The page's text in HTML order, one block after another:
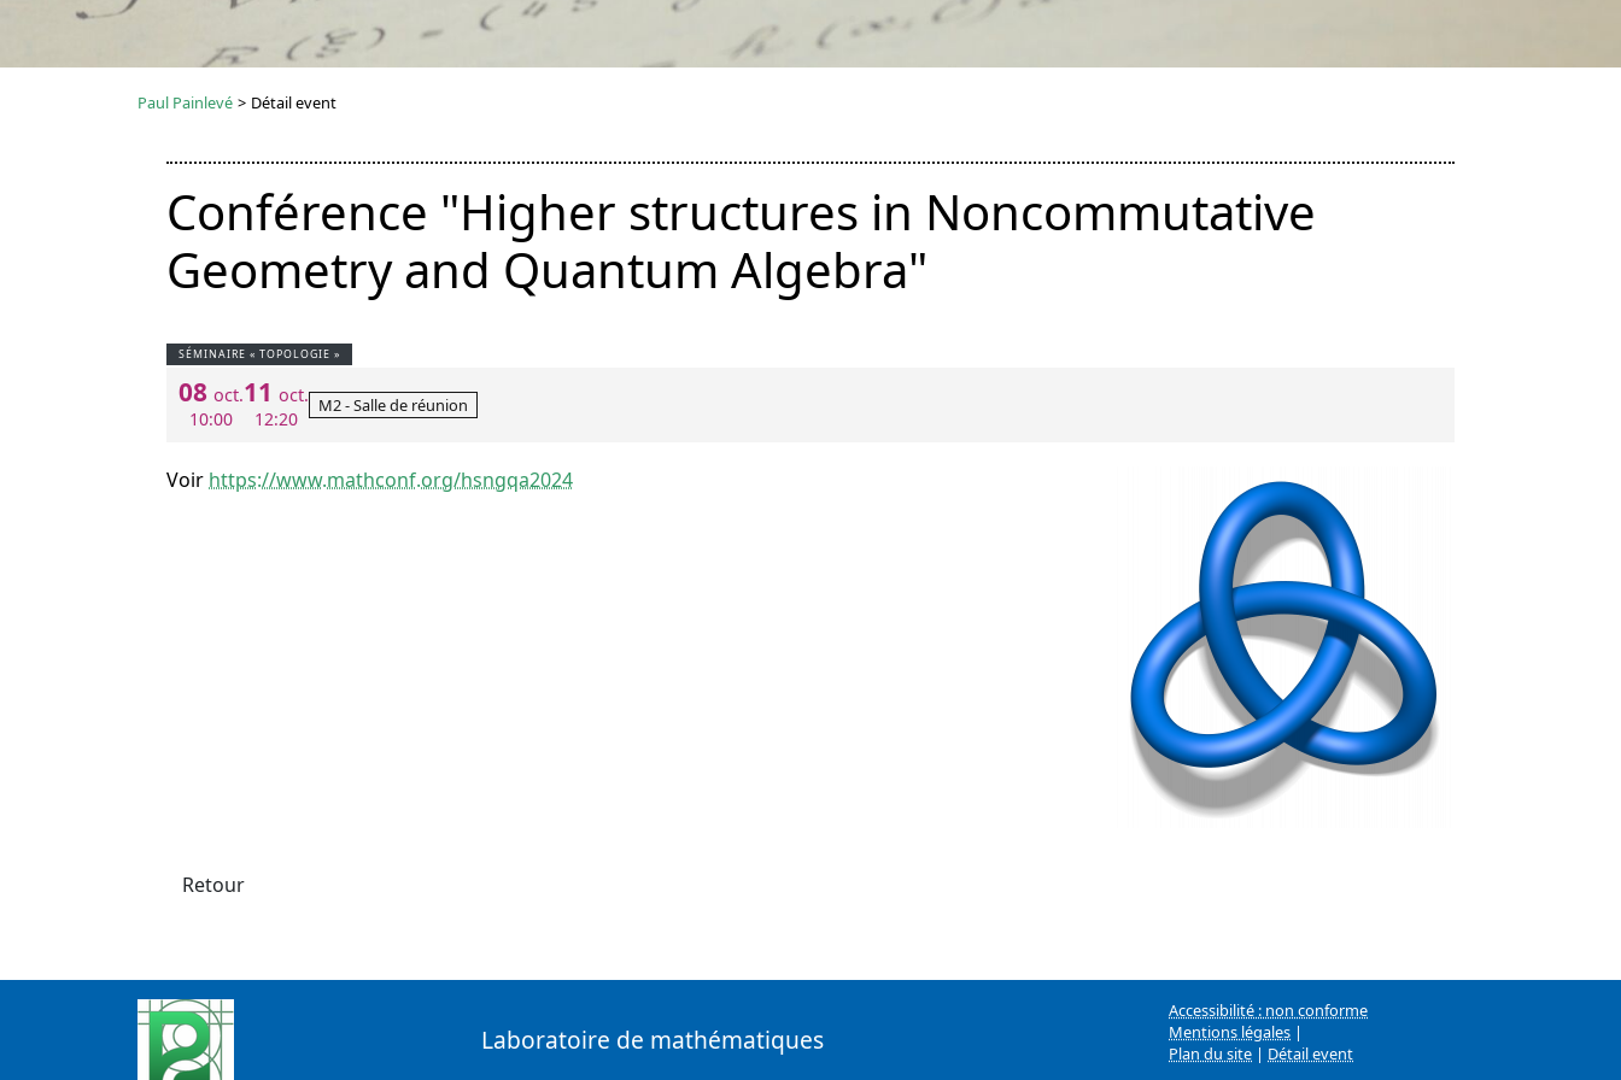
Paul Painlevé > Détail event
Conférence "Higher structures in Noncommutative
Geometry and Quantum Algebra"
SÉMINAIRE « TOPOLOGIE »
08 oct.
10:00
11 oct.
12:20
M2 - Salle de réunion
Voir https://www.mathconf.org/hsngqa2024
Retour
Laboratoire de mathématiques
Accessibilité : non conforme
Mentions légales |
Plan du site | Détail event